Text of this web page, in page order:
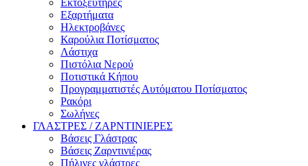
Εκτοξευτήρες
Εξαρτήματα
Ηλεκτροβάνες
Καρούλια Ποτίσματος
Λάστιχα
Πιστόλια Νερού
Ποτιστικά Κήπου
Προγραμματιστές Αυτόματου Ποτίσματος
Ρακόρι
Σωλήνες
ΓΛΑΣΤΡΕΣ / ΖΑΡΝΤΙΝΙΕΡΕΣ
Βάσεις Γλάστρας
Βάσεις Ζαρντινιέρας
Πήλινες γλάστρες